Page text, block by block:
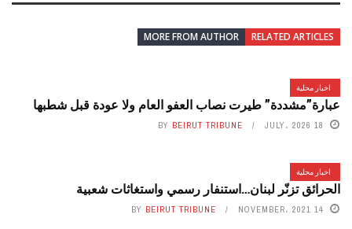
RELATED ARTICLES
MORE FROM AUTHOR
اخبار محلية
عبارة”مشددة” طيرت نصاب العفو العام ولا عودة قبل شطبها
18 JULY، 2026 BY BEIRUT TRIBUNE
اخبار محلية
الحرائق تزنّر لبنان…استنفار رسمي واستغاثات شعبية
14 NOVEMBER، 2021 BY BEIRUT TRIBUNE